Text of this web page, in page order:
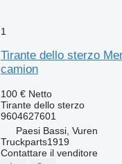
1
Tirante dello sterzo
camion
100 € Netto
Tirante dello sterzo
9604627601
Paesi Bassi, Vuren
Truckparts1919
Contattare il venditore